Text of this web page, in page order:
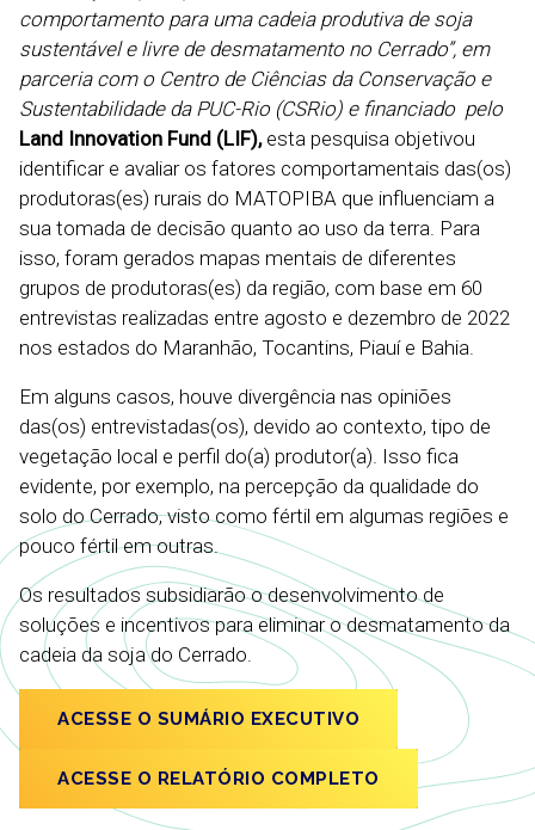
comportamento para uma cadeia produtiva de soja
sustentável e livre de desmatamento no Cerrado”, em
parceria com o Centro de Ciências da Conservação e
Sustentabilidade da PUC-Rio (CSRio) e financiado pelo
Land Innovation Fund (LIF), esta pesquisa objetivou
identificar e avaliar os fatores comportamentais das(os)
produtoras(es) rurais do MATOPIBA que influenciam a
sua tomada de decisão quanto ao uso da terra. Para
isso, foram gerados mapas mentais de diferentes
grupos de produtoras(es) da região, com base em 60
entrevistas realizadas entre agosto e dezembro de 2022
nos estados do Maranhão, Tocantins, Piauí e Bahia.
Em alguns casos, houve divergência nas opiniões
das(os) entrevistadas(os), devido ao contexto, tipo de
vegetação local e perfil do(a) produtor(a). Isso fica
evidente, por exemplo, na percepção da qualidade do
solo do Cerrado, visto como fértil em algumas regiões e
pouco fértil em outras.
Os resultados subsidiarão o desenvolvimento de
soluções e incentivos para eliminar o desmatamento da
cadeia da soja do Cerrado.
ACESSE O SUMÁRIO EXECUTIVO
ACESSE O RELATÓRIO COMPLETO